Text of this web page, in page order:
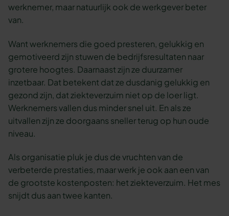
werknemer, maar natuurlijk ook de werkgever beter
van.
Want werknemers die goed presteren, gelukkig en
gemotiveerd zijn stuwen de bedrijfsresultaten naar
grotere hoogtes. Daarnaast zijn ze duurzamer
inzetbaar. Dat betekent dat ze dusdanig gelukkig en
gezond zijn, dat ziekteverzuim niet op de loer ligt.
Werknemers vallen dus minder snel uit. En als ze
uitvallen zijn ze doorgaans sneller terug op hun oude
niveau.
Als organisatie pluk je dus de vruchten van de
verbeterde prestaties, maar werk je ook aan een van
de grootste kostenposten: het ziekteverzuim. Het mes
snijdt dus aan twee kanten.